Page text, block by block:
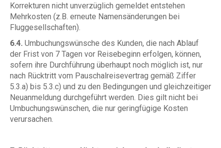
Korrekturen nicht unverzüglich gemeldet entstehen
Mehrkosten (z.B. erneute Namensänderungen bei
Fluggesellschaften).
6.4. Umbuchungswünsche des Kunden, die nach Ablauf
der Frist von 7 Tagen vor Reisebeginn erfolgen, können,
sofern ihre Durchführung überhaupt noch möglich ist, nur
nach Rücktritt vom Pauschalreisevertrag gemäß Ziffer
5.3.a) bis 5.3.c) und zu den Bedingungen und gleichzeitiger
Neuanmeldung durchgeführt werden. Dies gilt nicht bei
Umbuchungswünschen, die nur geringfügige Kosten
verursachen.